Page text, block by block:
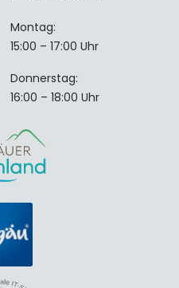
Montag:
15:00 – 17:00 Uhr
Donnerstag:
16:00 – 18:00 Uhr